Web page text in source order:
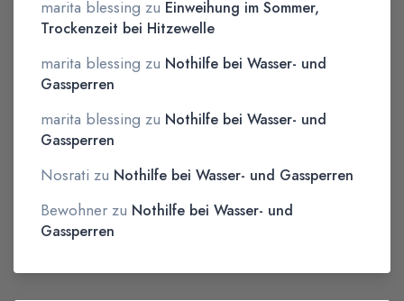
marita blessing zu Einweihung im Sommer,
Trockenzeit bei Hitzewelle
marita blessing zu Nothilfe bei Wasser- und
Gassperren
marita blessing zu Nothilfe bei Wasser- und
Gassperren
Nosrati zu Nothilfe bei Wasser- und Gassperren
Bewohnerzu Nothilfe bei Wasser- und
Gassperren